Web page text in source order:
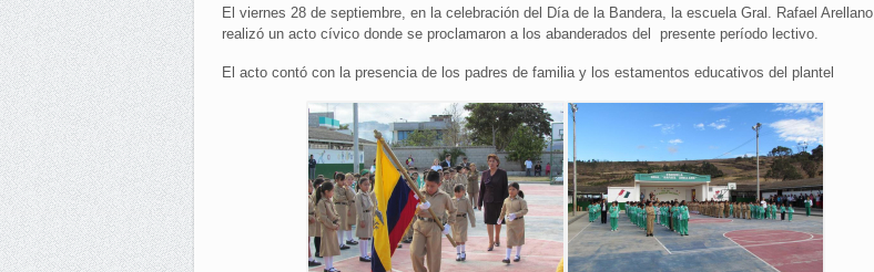
El viernes 28 de septiembre, en la celebración del Día de la Bandera, la escuela Gral. Rafael Arellano
realizó un acto cívico donde se proclamaron a los abanderados del presente período lectivo.
El acto contó con la presencia de los padres de familia y los estamentos educativos del plantel